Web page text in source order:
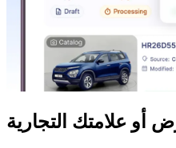
أو علامتك التجارية